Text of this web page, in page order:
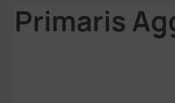
Primaris